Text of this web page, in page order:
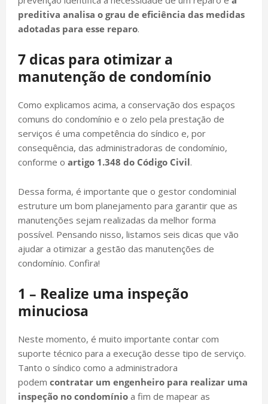
preditiva analisa o grau de eficiência das medidas
adotadas para esse reparo.
7 dicas para otimizar a
manutenção de condomínio
Como explicamos acima, a conservação dos espaços
comuns do condomínio e o zelo pela prestação de
serviços é uma competência do síndico e, por
consequência, das administradoras de condomínio,
conforme o artigo 1.348 do Código Civil.
Dessa forma, é importante que o gestor condominial
estruture um bom planejamento para garantir que as
manutenções sejam realizadas da melhor forma
possível. Pensando nisso, listamos seis dicas que vão
ajudar a otimizar a gestão das manutenções de
condomínio. Confira!
1 – Realize uma inspeção
minuciosa
Neste momento, é muito importante contar com
suporte técnico para a execução desse tipo de serviço.
Tanto o síndico como a administradora
podem contratar um engenheiro para realizar uma
inspeção no condomínio a fim de mapear as